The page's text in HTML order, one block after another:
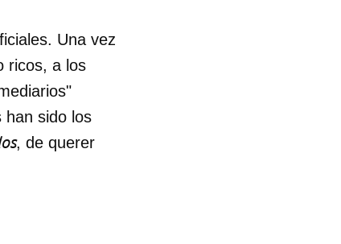
Una vez
ricos, a los
han sido los
, de querer